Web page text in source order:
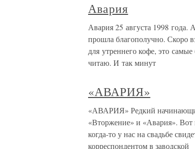
Авария
Авария 25 августа 1998 года.
прошла благополучно. Скоро
для утреннего кофе, это
читаю. И так минут
«АВАРИЯ»
«АВАРИЯ» Редкий
«Вторжение» и «Авария».
когда-то у нас на свадьбе
корреспондентом в заводской